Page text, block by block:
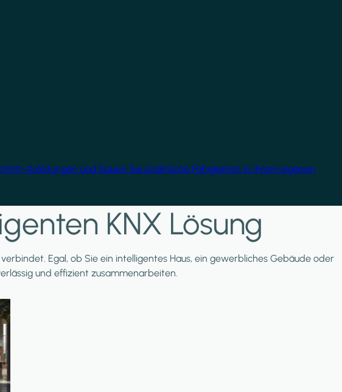
Anleitungen und bauen Sie praktische Fähigkeiten in Ihrem eigenen
KNX Lösung
Egal, ob Sie ein intelligentes Haus, ein gewerbliches Gebäude oder
und effizient zusammenarbeiten.